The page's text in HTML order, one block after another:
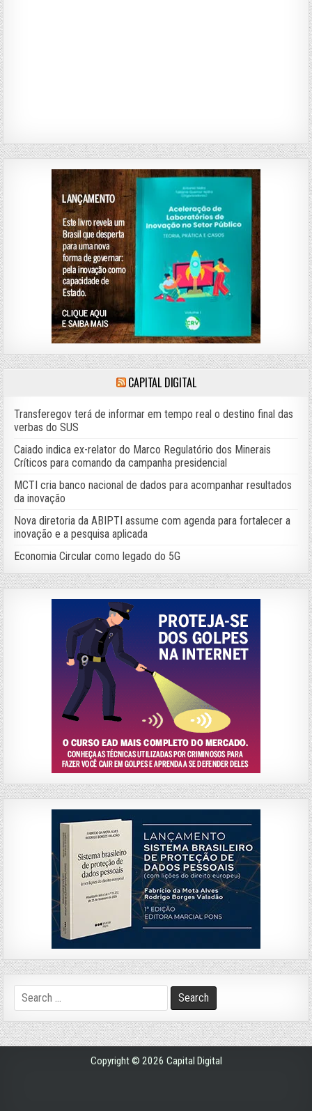
CAPITAL DIGITAL
Transferegov terá de informar em tempo real o destino final das
verbas do SUS
Caiado indica ex-relator do Marco Regulatório dos Minerais
Críticos para comando da campanha presidencial
MCTI cria banco nacional de dados para acompanhar resultados
da inovação
Nova diretoria da ABIPTI assume com agenda para fortalecer a
inovação e a pesquisa aplicada
Economia Circular como legado do 5G
Search
for:
Copyright © 2026 Capital Digital